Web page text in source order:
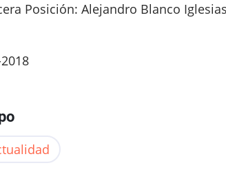
Posición: Alejandro Blanco Iglesias